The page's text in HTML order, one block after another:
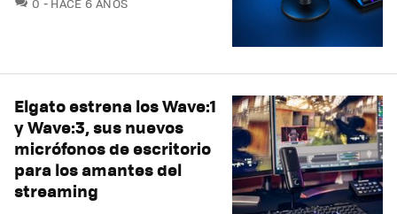
Elgato estrena los Wave:1
y Wave:3, sus nuevos
micrófonos de escritorio
para los amantes del
streaming